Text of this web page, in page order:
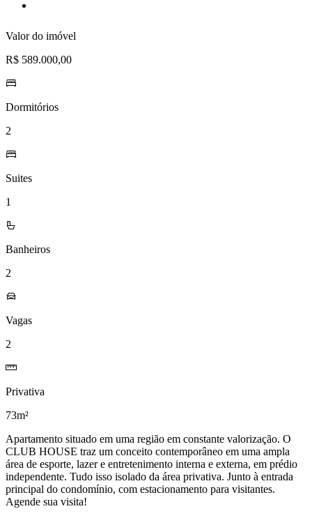
Valor do imóvel
R$ 589.000,00
Dormitórios
2
Suites
1
Banheiros
2
Vagas
2
Privativa
73m²
Apartamento situado em uma região em constante valorização. O
CLUB HOUSE traz um conceito contemporâneo em uma ampla
área de esporte, lazer e entretenimento interna e externa, em prédio
independente. Tudo isso isolado da área privativa. Junto à entrada
principal do condomínio, com estacionamento para visitantes.
Agende sua visita!